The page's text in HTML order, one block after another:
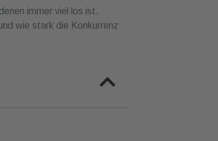
immer viel los ist.
wie stark die Konkurrenz